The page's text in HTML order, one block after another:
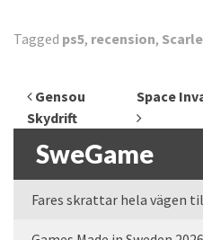
Tagged ps5, recension,
Inläggsnavigering
Gensou
Skydrift
Space
SweGame
Fares skrattar hela vägen